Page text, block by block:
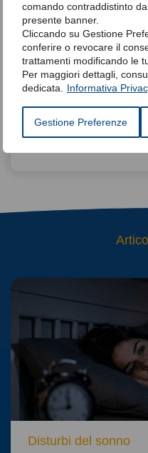
comando contraddistinto
presente banner.
Cliccando su Gestione
conferire o revocare il
trattamenti modificando le
Per maggiori dettagli,
dedicata.
Informativa
Gestione Preferenze
in
Disturbi del sonno